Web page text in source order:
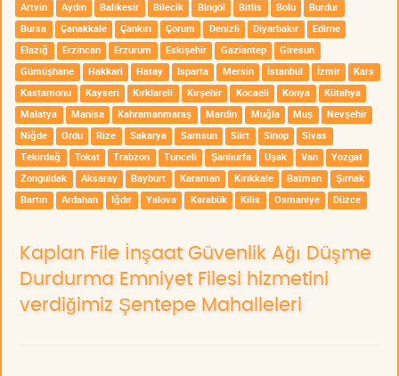
Artvin
Aydın Balıkesir Bilecik Bingöl Bitlis Bolu
Burdur
Bursa
Çanakkale Çankırı Çorum Denizli Diyarbakır
Edirne
Elazığ
Erzincan Erzurum Eskişehir Gaziantep
Giresun
Gümüşhane
Hakkari Hatay Isparta Mersin İstanbul İzmir
Kars
Kastamonu
Kayseri Kırklareli Kırşehir Kocaeli Konya
Kütahya
Malatya
Manisa Kahramanmaraş Mardin Muğla Muş
Nevşehir
Niğde
Ordu Rize Sakarya Samsun Siirt Sinop
Sivas
Tekirdağ
Tokat Trabzon Tunceli Şanlıurfa Uşak Van
Yozgat
Zonguldak
Aksaray Bayburt Karaman Kırıkkale Batman
Şırnak
Bartın
Ardahan Iğdır Yalova Karabük Kilis Osmaniye Düzce
Kaplan File İnşaat Güvenlik Ağı Düşme
Durdurma Emniyet Filesi hizmetini
verdiğimiz Şentepe Mahalleleri